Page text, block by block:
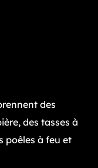
des
des tasses à
poêles à feu et